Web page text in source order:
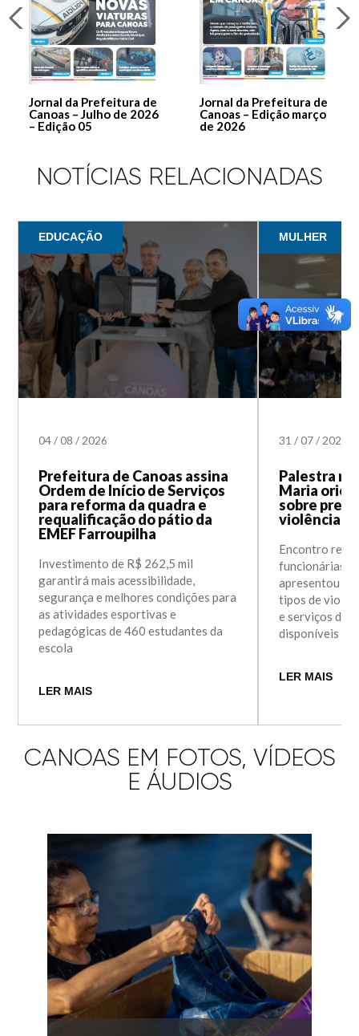
Jornal da Prefeitura de
Canoas – Julho de 2026
– Edição 05
Jornal da Prefeitura de
Canoas – Edição março
de 2026
NOTÍCIAS RELACIONADAS
EDUCAÇÃO
04/08/ 2026
Prefeitura de Canoas assina
Ordem de Início de Serviços
para reforma da quadra e
requalificação do pátio da
EMEF Farroupilha
Investimento de R$ 262,5 mil
garantirá mais acessibilidade,
segurança e melhores condições para
as atividades esportivas e
pedagógicas de 460 estudantes da
escola
LER MAIS
MULHER
31/07/ 2026
Palestra na
Maria
sobre
violência
Encontro
funcionárias
apresentou
tipos de
e serviços de
disponíveis
LER MAIS
CANOAS EM FOTOS, VÍDEOS
E ÁUDIOS